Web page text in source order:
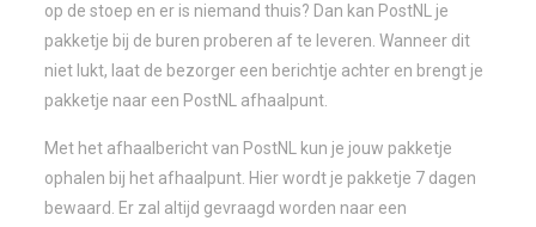
op de stoep en er is niemand thuis? Dan kan PostNL je
pakketje bij de buren proberen af te leveren. Wanneer dit
niet lukt, laat de bezorger een berichtje achter en brengt je
pakketje naar een PostNL afhaalpunt.
Met het afhaalbericht van PostNL kun je jouw pakketje
ophalen bij het afhaalpunt. Hier wordt je pakketje 7 dagen
bewaard. Er zal altijd gevraagd worden naar een